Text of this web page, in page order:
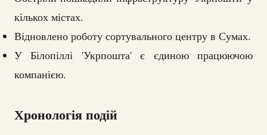
кількох містах.
Відновлено роботу сортувального центру в Сумах.
У Білопіллі 'Укрпошта' є єдиною працюючою
компанією.
Хронологія подій